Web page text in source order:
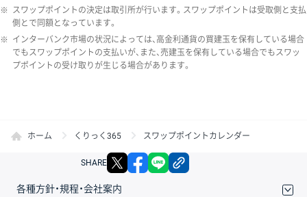
※ スワップポイントの決定は取引所が行います。スワップポイントは受取側と支払
側とで同額となっています。
※ インターバンク市場の状況によっては、高金利通貨の買建玉を保有している場合
でもスワップポイントの支払いが、また、売建玉を保有している場合でもスワッ
プポイントの受け取りが生じる場合があります。
ホーム くりっく365 スワップポイントカレンダー
SHARE X facebook
各種方針・規程・会社案内